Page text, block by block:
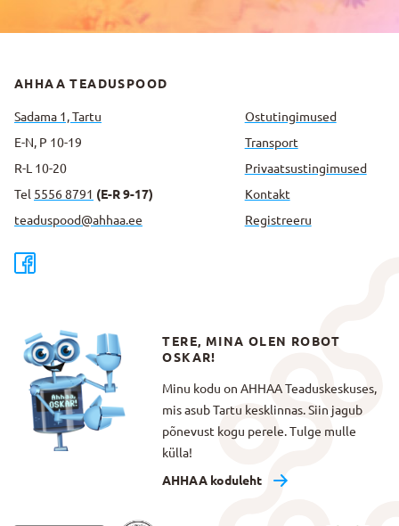
AHHAA TEADUSPOOD
Sadama 1, Tartu
E-N, P 10-19
R-L 10-20
Tel 5556 8791 (E-R 9-17)
teaduspood@ahhaa.ee
Ostutingimused
Transport
Privaatsus­tingimused
Kontakt
Registreeru
TERE, MINA OLEN ROBOT
OSKAR!
Minu kodu on AHHAA Teaduskeskuses,
mis asub Tartu kesklinnas. Siin jagub
põnevust kogu perele. Tulge mulle
külla!
AHHAA koduleht